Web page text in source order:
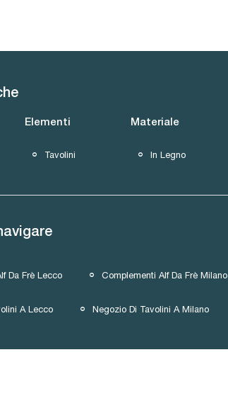
Elementi
Tavolini
Materiale
In Legno
Da Frè Lecco Complementi Alf Da Frè Milano
A Lecco Negozio Di Tavolini A Milano